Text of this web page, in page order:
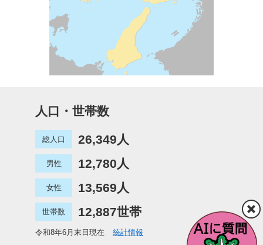
人口・世帯数
総人口 26,349人
男性 12,780人
女性 13,569人
世帯数 12,887世帯
令和8年6月末日現在 統計情報